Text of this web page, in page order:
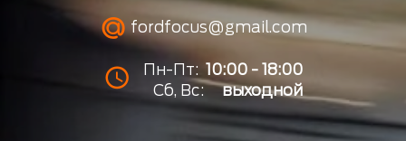
fordfocus@gmail.com
Пн-Пт: 10:00 - 18:00
Сб, Вс:
выходной